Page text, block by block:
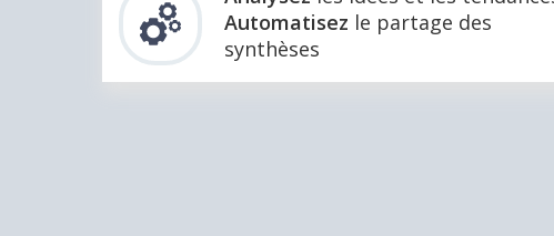
Automatisez le partage des
synthèses